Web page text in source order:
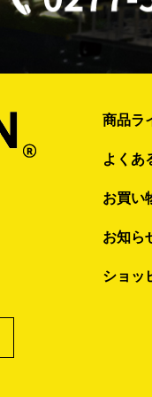
商品ラ
よくあ
お買い
お知ら
ショッ